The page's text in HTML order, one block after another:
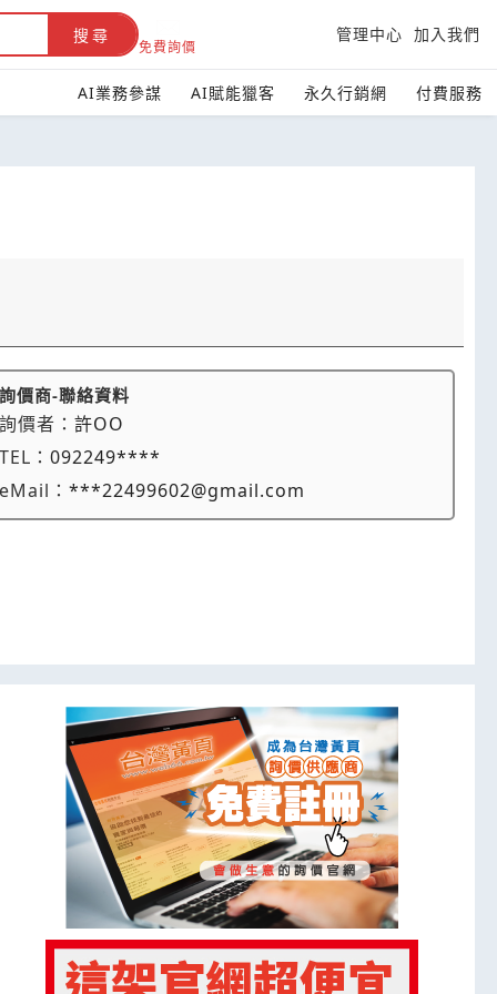
搜尋
免費詢價
管理中心 加入我們
AI業務參謀 AI賦能獵客 永久行銷網 付費服務
詢價商-聯絡資料
詢價者：許OO
TEL：092249****
eMail：***22499602@gmail.com